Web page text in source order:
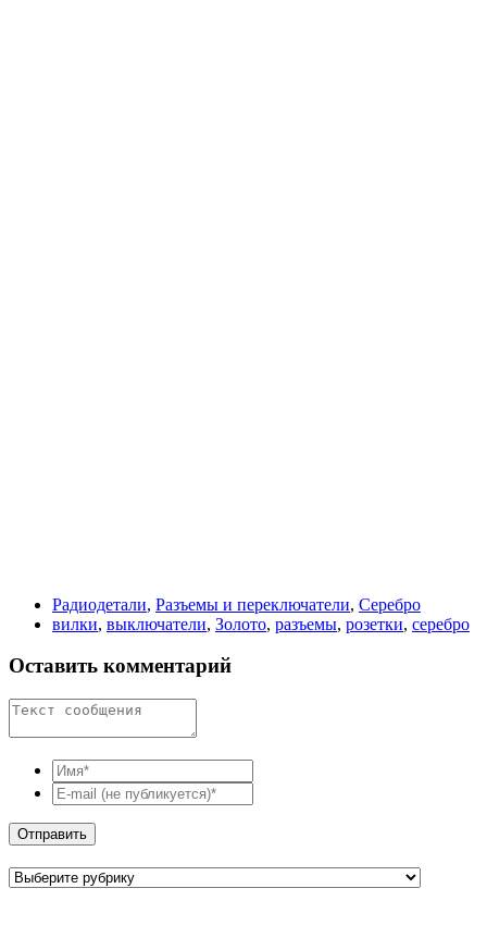
Радиодетали, Разъемы и переключатели, Серебро
вилки, выключатели, Золото, разъемы, розетки, серебро
Оставить комментарий